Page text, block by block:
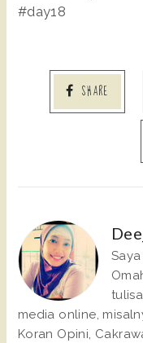
#day18
SHARE
media online,
Koran Opini,